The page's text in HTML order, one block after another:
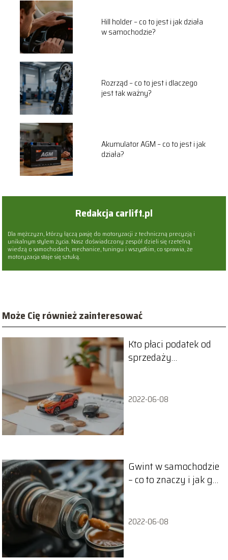
Hill holder – co to jest i jak działa
w samochodzie?
Rozrząd – co to jest i dlaczego
jest tak ważny?
Akumulator AGM – co to jest i jak
działa?
Redakcja carlift.pl
Dla mężczyzn, którzy łączą pasję do motoryzacji z techniczną precyzją i
unikalnym stylem życia. Nasz doświadczony zespół dzieli się rzetelną
wiedzą o samochodach, mechanice, tuningu i wszystkim, co sprawia, że
motoryzacja staje się sztuką.
Może Cię również zainteresować
Kto płaci podatek od
sprzedaży
2022-06-08
Gwint w samochodzie
– co to znaczy i jak go
2022-06-08